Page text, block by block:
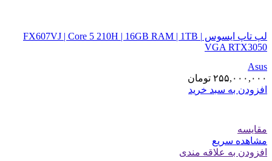
لپ تاپ ایسوس FX607VJ | Core 5 210H | 16GB RAM | 1TB |
VGA RTX3050
Asus
۲۵۵,۰۰۰,۰۰۰ تومان
افزودن به سبد خرید
مقایسه
مشاهده سریع
افزودن به علاقه مندی